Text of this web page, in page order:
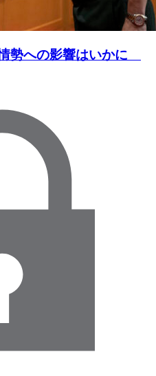
勢への影響はいかに